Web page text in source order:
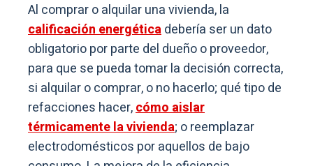
Al comprar o alquilar una vivienda, la
calificación energéticadebería ser un dato
obligatorio por parte del dueño o proveedor,
para que se pueda tomar la decisión correcta,
si alquilar o comprar, o no hacerlo; qué tipo de
refacciones hacer,cómo aislar
térmicamente la vivienda; o reemplazar
electrodomésticos por aquellos de bajo